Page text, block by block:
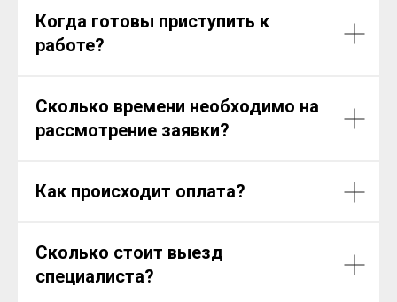
Когда готовы приступить к
работе?
Сколько времени необходимо на
рассмотрение заявки?
Как происходит оплата?
Сколько стоит выезд
специалиста?